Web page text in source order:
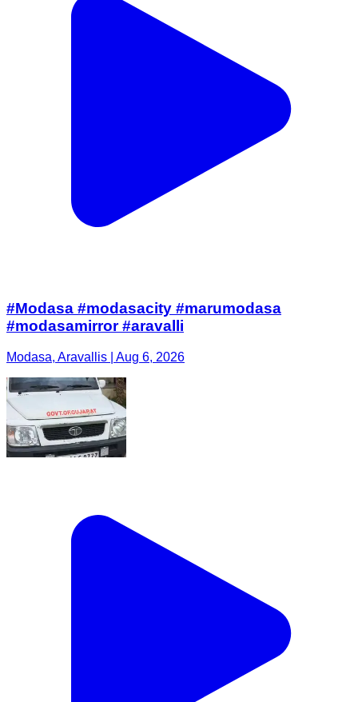
#Modasa #modasacity #marumodasa
#modasamirror #aravalli
Modasa, Aravallis | Aug 6, 2026